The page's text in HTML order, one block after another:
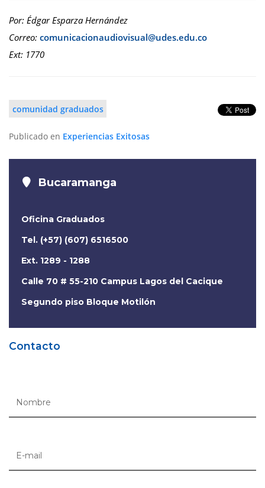
Por: Édgar Esparza Hernández
Correo:
Ext: 1770
comunidad graduados
Publicado en Experiencias Exitosas
Bucaramanga
Oficina Graduados
Tel. (+57) (607) 6516500
Ext. 1289 - 1288
Calle 70 # 55-210 Campus Lagos del Cacique
Segundo piso Bloque Motilón
Contacto